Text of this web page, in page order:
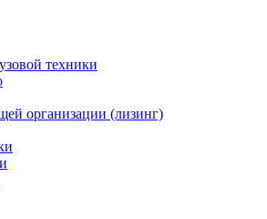
техники
организации (лизинг)